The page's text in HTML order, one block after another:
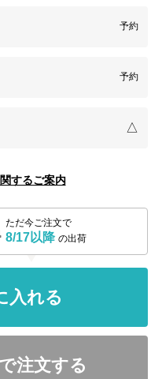
予約
予約
△
するご案内
ただ今ご注文で
8/17以降 の出荷
入れる
注文する